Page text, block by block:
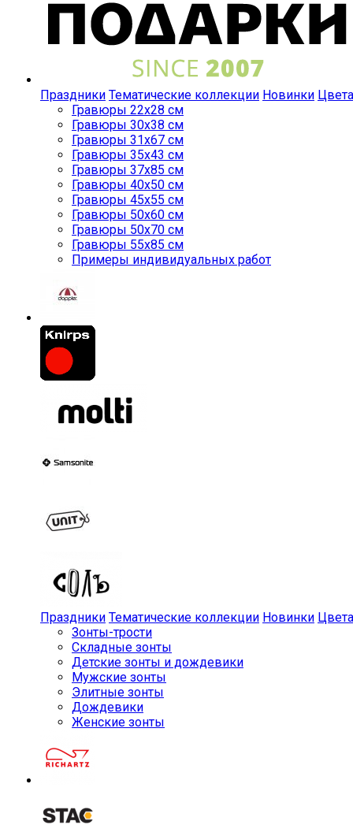
Праздники Тематические коллекции Новинки Цвета
Гравюры 22x28 см
Гравюры 30x38 см
Гравюры 31x67 см
Гравюры 35x43 см
Гравюры 37x85 см
Гравюры 40x50 см
Гравюры 45x55 см
Гравюры 50x60 см
Гравюры 50x70 см
Гравюры 55x85 см
Примеры индивидуальных работ
Праздники Тематические коллекции Новинки Цвета
Зонты-трости
Складные зонты
Детские зонты и дождевики
Мужские зонты
Элитные зонты
Дождевики
Женские зонты